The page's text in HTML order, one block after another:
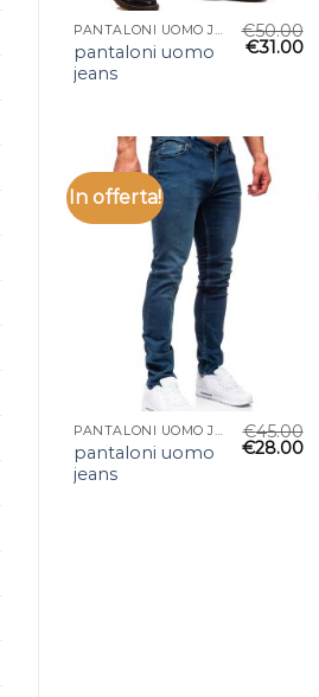
PANTALONI UOMO JEANS
pantaloni uomo
jeans
€50.00
€31.00
In offerta!
PANTALONI UOMO JEANS
pantaloni uomo
jeans
€45.00
€28.00